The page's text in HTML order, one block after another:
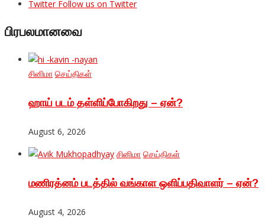
Twitter Follow us on Twitter
பிரபலமானவை
சினிமா செய்திகள்
ஹாய் படம் தள்ளிப்போகிறது – ஏன்?
August 6, 2026
சினிமா செய்திகள்
மணிரத்னம் படத்தில் வங்காள ஒளிப்பதிவாளர் – ஏன்?
August 4, 2026